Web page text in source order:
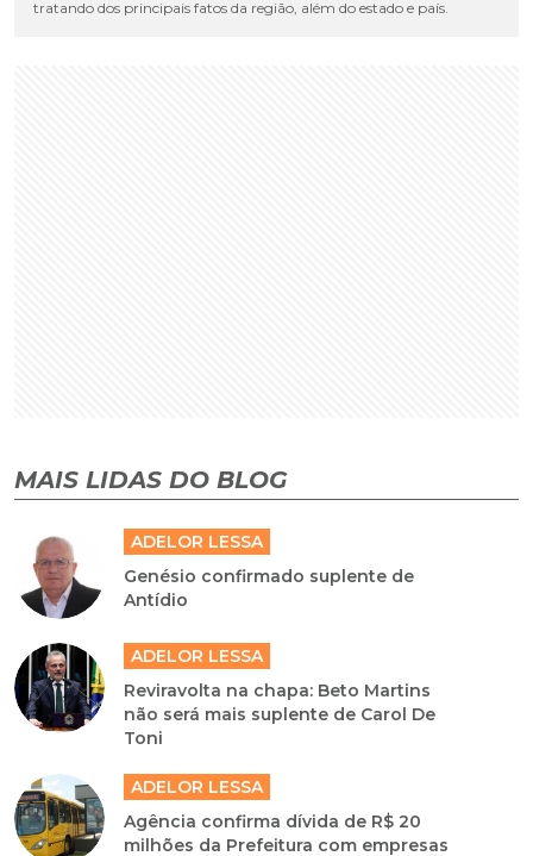
tratando dos principais fatos da região, além do estado e país.
MAIS LIDAS DO BLOG
ADELOR LESSA
Genésio confirmado suplente de
Antídio
ADELOR LESSA
Reviravolta na chapa: Beto Martins
não será mais suplente de Carol De
Toni
ADELOR LESSA
Agência confirma dívida de R$ 20
milhões da Prefeitura com empresas